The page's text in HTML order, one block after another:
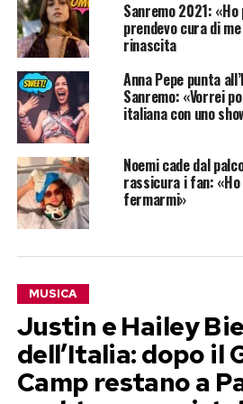
Sanremo 2021:
prendevo cura di
rinascita
Anna Pepe punta
Sanremo: «Vorrei
italiana con uno
Noemi cade dal
rassicura i fan:
fermarmi»
MUSICA
Justin e Hailey
dell’Italia: dopo il
Camp restano a